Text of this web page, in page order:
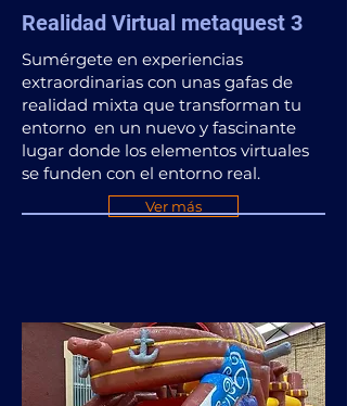
Realidad Virtual metaquest 3
Sumérgete en experiencias
extraordinarias con unas gafas de
realidad mixta que transforman tu
entorno en un nuevo y fascinante
lugar donde los elementos virtuales
se funden con el entorno real.
Ver más